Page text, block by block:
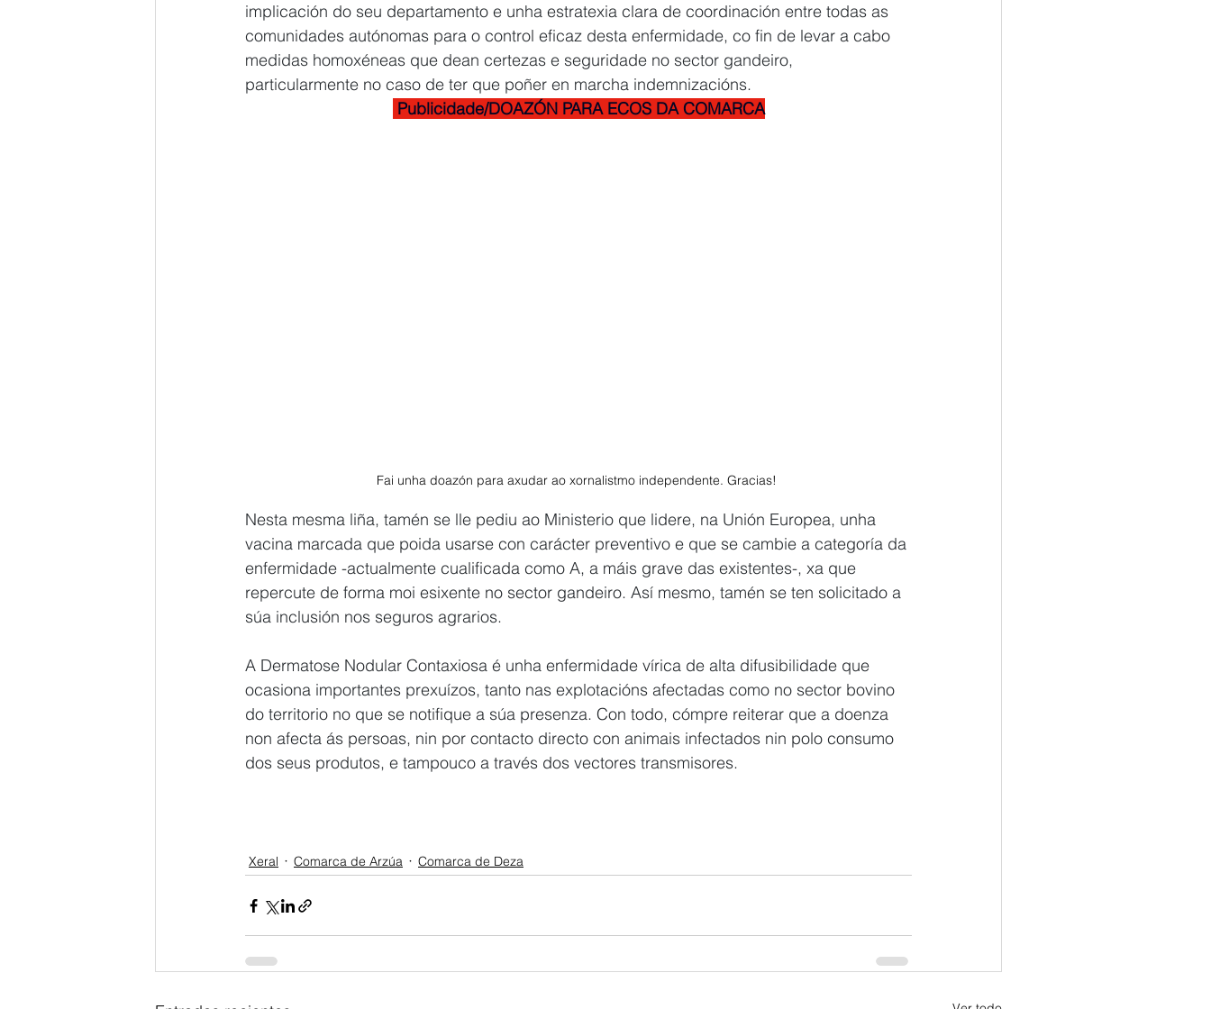
implicación do seu departamento e unha estratexia clara de coordinación entre todas as
comunidades autónomas para o control eficaz desta enfermidade, co fin de levar a cabo
medidas homoxéneas que dean certezas e seguridade no sector gandeiro,
particularmente no caso de ter que poñer en marcha indemnizacións.
Publicidade/DOAZÓN PARA ECOS DA COMARCA
Fai unha doazón para axudar ao xornalistmo independente. Gracias!
Nesta mesma liña, tamén se lle pediu ao Ministerio que lidere, na Unión Europea, unha
vacina marcada que poida usarse con carácter preventivo e que se cambie a categoría da
enfermidade -actualmente cualificada como A, a máis grave das existentes-, xa que
repercute de forma moi esixente no sector gandeiro. Así mesmo, tamén se ten solicitado a
súa inclusión nos seguros agrarios.
A Dermatose Nodular Contaxiosa é unha enfermidade vírica de alta difusibilidade que
ocasiona importantes prexuízos, tanto nas explotacións afectadas como no sector bovino
do territorio no que se notifique a súa presenza. Con todo, cómpre reiterar que a doenza
non afecta ás persoas, nin por contacto directo con animais infectados nin polo consumo
dos seus produtos, e tampouco a través dos vectores transmisores.
Xeral Comarca de Arzúa Comarca de Deza